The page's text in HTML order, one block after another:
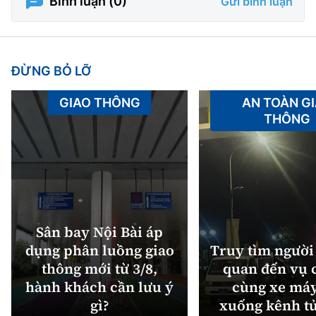
ĐỪNG BỎ LỠ
Sân bay Nội Bài áp
dụng phân luồng giao
thông mới từ 3/8,
hành khách cần lưu ý
gì?
GIAO THÔNG
Truy tìm
quan đến vụ
cùng xe
xuống kênh
AN TOÀN
THÔNG